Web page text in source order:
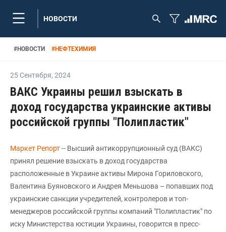
НОВОСТИ
#НОВОСТИ #НЕФТЕХИМИЯ
25 Сентября, 2024
ВАКС Украины решил взыскать в
доход государства украинские активы
российской группы "Полипластик"
Маркет Репорт-- Высший антикоррупционный суд (ВАКС)
принял решение взыскать в доход государства
расположенные в Украине активы Мирона Гориловского,
Валентина Буяновского и Андрея Меньшова – попавших под
украинские санкции учредителей, контролеров и топ-
менеджеров российской группы компаний "Полипластик" по
иску Министерства юстиции Украины, говорится в пресс-